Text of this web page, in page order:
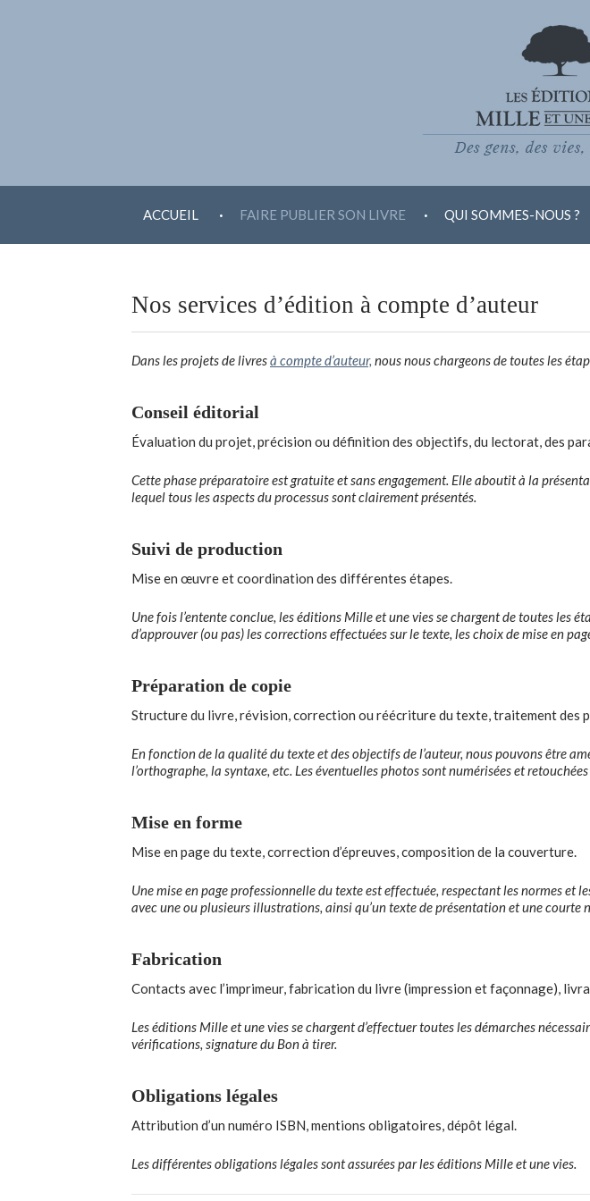
ACCUEIL
. FAIRE PUBLIER SON LIVRE . QUI SOMMES-NOUS ?
Nos services d’édition à compte d’auteur
Dans les projets de livresà compte d’auteur, nous nous chargeons de toutes les
Conseil éditorial
Évaluation du projet, précision ou définition des objectifs, du lectorat, des
Cette phase préparatoire est gratuite et sans engagement. Elle aboutit à la
lequel tous les aspects du processus sont clairement présentés.
Suivi de production
Mise en œuvre et coordination des différentes étapes.
Une fois l’entente conclue, les éditions Mille et une vies se chargent de toutes les
d’approuver (ou pas) les corrections effectuées sur le texte, les choix de mise en
Préparation de copie
Structure du livre, révision, correction ou réécriture du texte, traitement des
En fonction de la qualité du texte et des objectifs de l’auteur, nous pouvons être
l’orthographe, la syntaxe, etc. Les éventuelles photos sont numérisées et retouchées
Mise en forme
Mise en page du texte, correction d’épreuves, composition de la couverture.
Une mise en page professionnelle du texte est effectuée, respectant les normes et
avec une ou plusieurs illustrations, ainsi qu’un texte de présentation et une courte
Fabrication
Contacts avec l’imprimeur, fabrication du livre (impression et façonnage),
Les éditions Mille et une vies se chargent d’effectuer toutes les démarches
vérifications, signature du Bon à tirer.
Obligations légales
Attribution d’un numéro ISBN, mentions obligatoires, dépôt légal.
Les différentes obligations légales sont assurées par les éditions Mille et une vies.